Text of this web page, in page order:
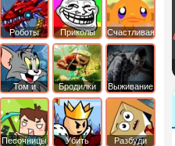
Роботы
динозавры
Приколы
Счастливая
обезьянка
Том и
джерри
Бродилки
Приключения
Выживание
Песочницы
Убить
Разбуди